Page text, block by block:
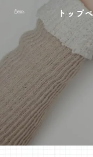
へ
ス
ッ
プ
ョ
ン
移
動
トップ